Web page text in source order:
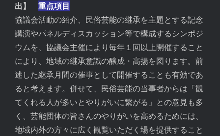
出】 重点項目
協議会活動の紹介、民俗芸能の継承を主題とする記念
講演やパネルディスカッション等で構成するシンポジ
ウムを、協議会主催により毎年１回以上開催すること
により、地域の継承意識の醸成・高揚を図ります。前
述した継承月間の催事として開催することも有効であ
ると考えます。併せて、民俗芸能の当事者からは「観
てくれる人が多いとやりがいに繋がる」との意見も多
く、芸能団体の皆さんのやりがいを高めるためには、
地域内外の方々に広く観覧いただく場を提供すること